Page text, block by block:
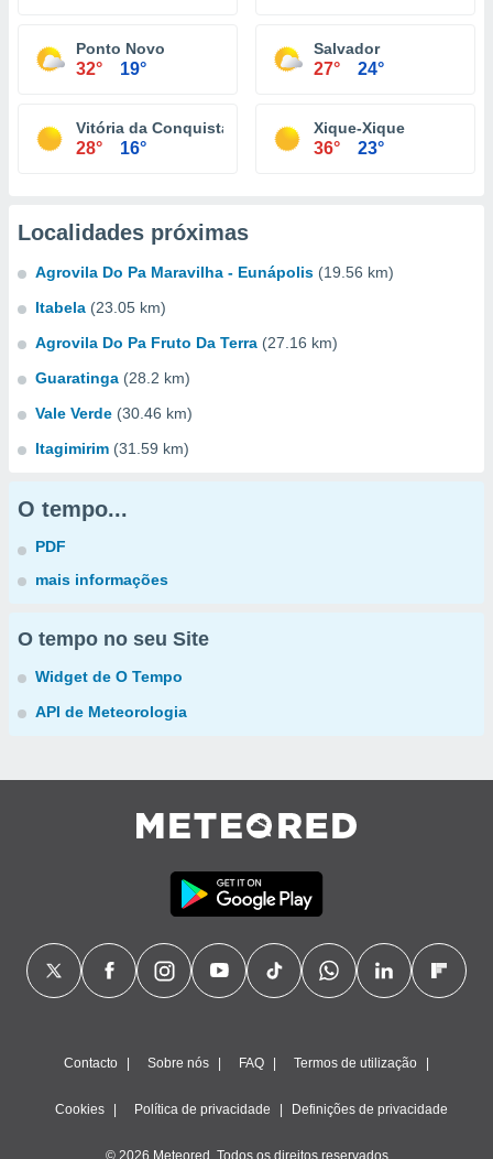
Ponto Novo
32° 19°
Salvador
27° 24°
Vitória da Conquista
28° 16°
Xique-Xique
36° 23°
Localidades próximas
Agrovila Do Pa Maravilha - Eunápolis (19.56 km)
Itabela (23.05 km)
Agrovila Do Pa Fruto Da Terra (27.16 km)
Guaratinga (28.2 km)
Vale Verde (30.46 km)
Itagimirim (31.59 km)
O tempo...
PDF
mais informações
O tempo no seu Site
Widget de O Tempo
API de Meteorologia
Contacto Sobre nós FAQ Termos de utilização
Cookies Política de privacidade Definições de privacidade
© 2026 Meteored. Todos os direitos reservados